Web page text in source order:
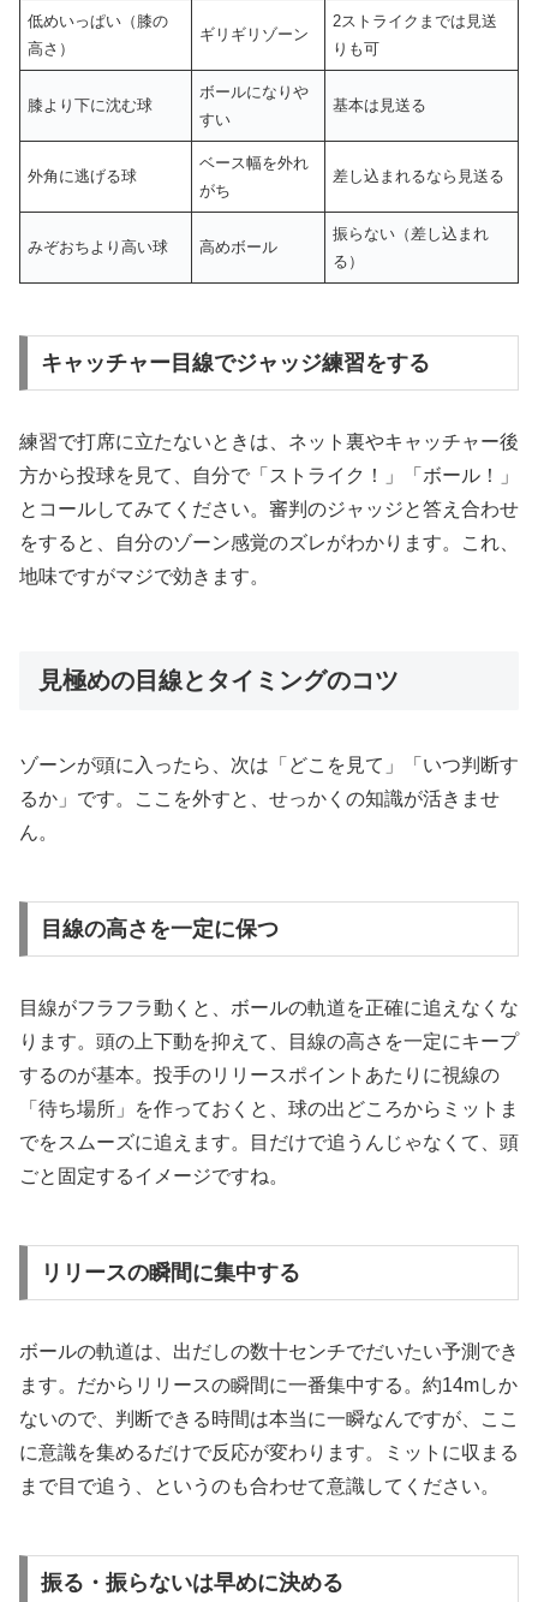
低めいっぱい（膝の
高さ）
ギリギリゾーン
2ストライクまでは見送
りも可
膝より下に沈む球
ボールになりや
すい
基本は見送る
外角に逃げる球
ベース幅を外れ
がち
差し込まれるなら見送る
みぞおちより高い球 高めボール
振らない（差し込まれ
る）
キャッチャー目線でジャッジ練習をする
練習で打席に立たないときは、ネット裏やキャッチャー後
方から投球を見て、自分で「ストライク！」「ボール！」
とコールしてみてください。審判のジャッジと答え合わせ
をすると、自分のゾーン感覚のズレがわかります。これ、
地味ですがマジで効きます。
見極めの目線とタイミングのコツ
ゾーンが頭に入ったら、次は「どこを見て」「いつ判断す
るか」です。ここを外すと、せっかくの知識が活きませ
ん。
目線の高さを一定に保つ
目線がフラフラ動くと、ボールの軌道を正確に追えなくな
ります。頭の上下動を抑えて、目線の高さを一定にキープ
するのが基本。投手のリリースポイントあたりに視線の
「待ち場所」を作っておくと、球の出どころからミットま
でをスムーズに追えます。目だけで追うんじゃなくて、頭
ごと固定するイメージですね。
リリースの瞬間に集中する
ボールの軌道は、出だしの数十センチでだいたい予測でき
ます。だからリリースの瞬間に一番集中する。約14mしか
ないので、判断できる時間は本当に一瞬なんですが、ここ
に意識を集めるだけで反応が変わります。ミットに収まる
まで目で追う、というのも合わせて意識してください。
振る・振らないは早めに決める